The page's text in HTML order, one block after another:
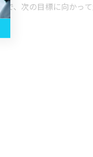
、次の目標に向かっ